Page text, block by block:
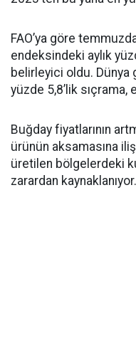
FAO’ya göre
endeksindeki aylık
belirleyici oldu. Dünya
yüzde 5,8’lik sıçrama,
Buğday fiyatlarının
ürünün aksamasına
üretilen bölgelerdeki
zarardan kaynaklanıyor.